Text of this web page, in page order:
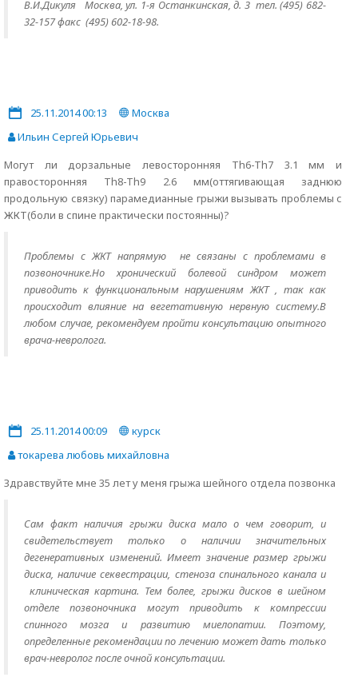
В.И.Дикуля Москва, ул. 1-я Останкинская, д. 3 тел. (495) 682-
32-157 факс (495) 602-18-98.
25.11.2014 00:13
Москва
Ильин Сергей Юрьевич
Могут ли дорзальные левосторонняя Th6-Th7 3.1 мм и
правосторонняя Th8-Th9 2.6 мм(оттягивающая заднюю
продольную связку) парамедианные грыжи вызывать проблемы с
ЖКТ(боли в спине практически постоянны)?
Проблемы с ЖКТ напрямую не связаны с проблемами в
позвоночнике.Но хронический болевой синдром может
приводить к функциональным нарушениям ЖКТ , так как
происходит влияние на вегетативную нервную систему.В
любом случае, рекомендуем пройти консультацию опытного
врача-невролога.
25.11.2014 00:09
курск
токарева любовь михайловна
Здравствуйте мне 35 лет у меня грыжа шейного отдела позвонка
Сам факт наличия грыжи диска мало о чем говорит, и
свидетельствует только о наличии значительных
дегенеративных изменений. Имеет значение размер грыжи
диска, наличие секвестрации, стеноза спинального канала и
клиническая картина. Тем более, грыжи дисков в шейном
отделе позвоночника могут приводить к компрессии
спинного мозга и развитию миелопатии. Поэтому,
определенные рекомендации по лечению может дать только
врач-невролог после очной консультации.